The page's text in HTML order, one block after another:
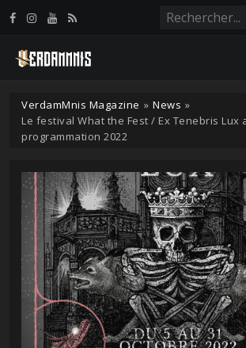
VerdamMnis Magazine » News »
Le festival What the Fest / Ex Tenebris Lux
programmation 2022
Panneau de gestion des cookies